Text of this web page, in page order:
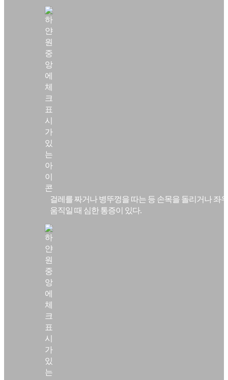
걸레를 짜거나 병뚜껑을 따는 등 손목을 돌리거나 좌
움직일 때 심한 통증이 있다.